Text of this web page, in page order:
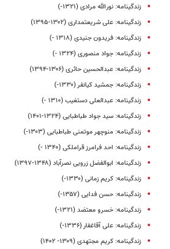
زندگینامه: نورالله مرادی (۱۳۲۱-)
زندگینامه: علی شریعتمداری (۱۳۰۲-۱۳۹۵)
زندگینامه: فریدون جنیدی (۱۳۱۸ -)
زندگینامه: جواد منصوری (۱۳۲۴ -)
زندگینامه: عبدالحسین حائری (۱۳۰۶-۱۳۹۴)
زندگینامه: جمشید کیانفر (۱۳۳۰-)
زندگینامه: عبدالعلی دستغیب (۱۳۱۰ -)
زندگینامه: سید جواد طباطبایی (۱۳۲۴-۱۴۰۱)
زندگینامه: منوچهر موتمنی طباطبایی (۱۳۰۳-)
زندگینامه: احد فرامرز قراملکی (۱۳۴۰ -)
زندگینامه: ابوالفضل زرویی نصرآباد (۱۳۴۸-۱۳۹۷)
زندگینامه: کریم زمانی (۱۳۳۰-)
زندگینامه: حسن فدایی (۱۳۵۷-)
زندگینامه: خسرو معتضد (۱۳۲۱-)
زندگینامه: علی آقاغفار (۱۳۳۶-)
زندگینامه: کریم مجتهدی (۱۳۰۹- ۱۴۰۲)